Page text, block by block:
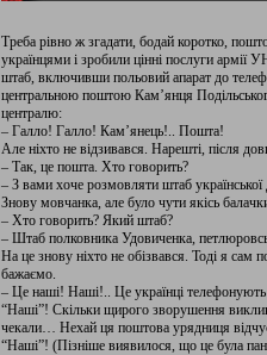
Треба рівно ж згадати, бодай коротко,
українцями і зробили цінні послуги армії
штаб, включивши польовий апарат до
центральною поштою Кам’янця
централю:
– Галло! Галло! Кам’янець!.. Пошта!
Але ніхто не відзивався. Нарешті, після
– Так, це пошта. Хто говорить?
– З вами хоче розмовляти штаб української
Знову мовчанка, але було чути якісь
– Хто говорить? Який штаб?
– Штаб полковника Удовиченка,
На це знову ніхто не обізвався. Тоді я
бажаємо.
– Це наші! Наші!.. Це українці
“Наші”! Скільки щирого зворушення
чекали… Нехай ця поштова урядниця
“Наші”! (Пізніше виявилося, що це була